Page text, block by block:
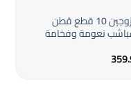
طقم روب استحمام للزوجين 10 قطع قطن